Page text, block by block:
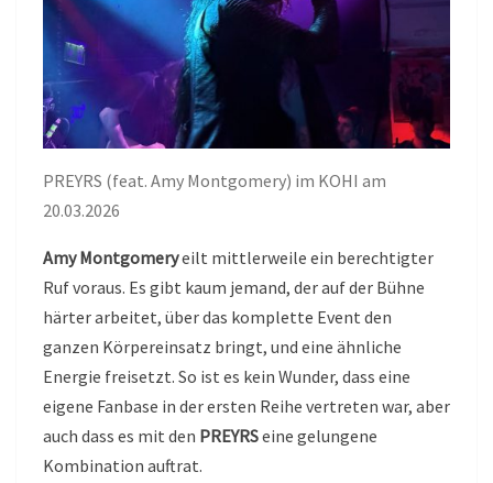
PREYRS (feat. Amy Montgomery) im KOHI am
20.03.2026
Amy Montgomeryeilt mittlerweile ein berechtigter
Ruf voraus. Es gibt kaum jemand, der auf der Bühne
härter arbeitet, über das komplette Event den
ganzen Körpereinsatz bringt, und eine ähnliche
Energie freisetzt. So ist es kein Wunder, dass eine
eigene Fanbase in der ersten Reihe vertreten war, aber
auch dass es mit den PREYRSeine gelungene
Kombination auftrat.